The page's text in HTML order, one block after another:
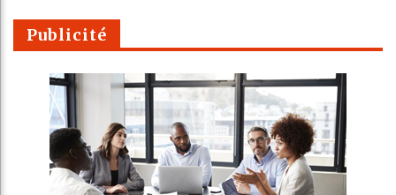
Publicité